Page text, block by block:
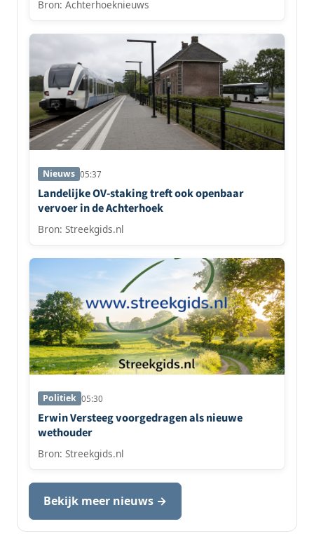
Bron: Achterhoeknieuws
Nieuws 05:37
Landelijke OV-staking treft ook openbaar
vervoer in de Achterhoek
Bron: Streekgids.nl
Politiek 05:30
Erwin Versteeg voorgedragen als nieuwe
wethouder
Bron: Streekgids.nl
Bekijk meer nieuws →